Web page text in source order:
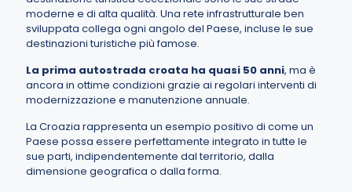
moderne e di alta qualità. Una rete infrastrutturale ben
sviluppata collega ogni angolo del Paese, incluse le sue
destinazioni turistiche più famose.
La prima autostrada croata ha quasi 50 anni, ma è
ancora in ottime condizioni grazie ai regolari interventi di
modernizzazione e manutenzione annuale.
La Croazia rappresenta un esempio positivo di come un
Paese possa essere perfettamente integrato in tutte le
sue parti, indipendentemente dal territorio, dalla
dimensione geografica o dalla forma.